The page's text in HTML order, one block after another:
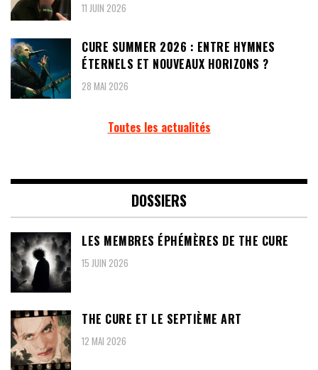
11 JUIN 2026
CURE SUMMER 2026 : ENTRE HYMNES
ÉTERNELS ET NOUVEAUX HORIZONS ?
28 MAI 2026
Toutes les actualités
DOSSIERS
LES MEMBRES ÉPHÉMÈRES DE THE CURE
15 JUIN 2026
THE CURE ET LE SEPTIÈME ART
12 MAI 2026